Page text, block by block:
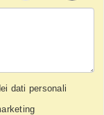
dati personali